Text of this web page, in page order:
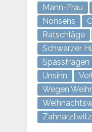
Mann-Frau
Nonsens
Ratschläge
Schwarzer
Spassfragen
Unsinn
Wegen